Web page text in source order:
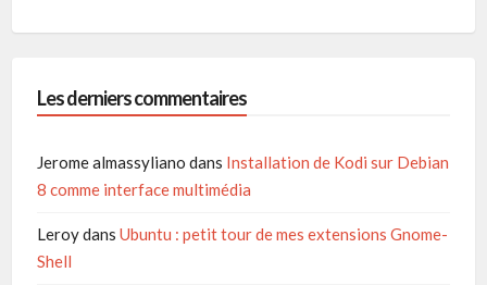
Les derniers commentaires
Jerome almassyliano dans Installation de Kodi sur Debian
8 comme interface multimédia
Leroydans Ubuntu : petit tour de mes extensions Gnome-
Shell